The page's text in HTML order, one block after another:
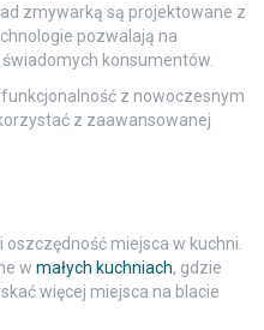
zmywarką są projektowane z
pozwalają na
konsumentów.
z nowoczesnym
z zaawansowanej
miejsca w kuchni.
w małych kuchniach, gdzie
więcej miejsca na blacie